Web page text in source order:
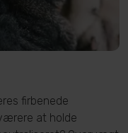
firbenede
at holde